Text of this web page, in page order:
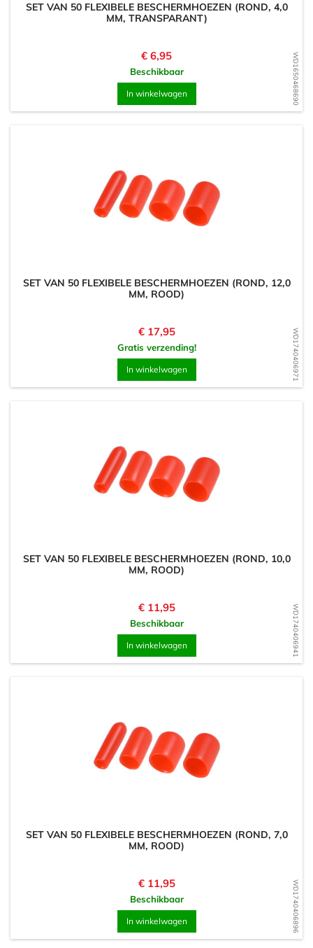
WD1650468690
SET VAN 50 FLEXIBELE BESCHERMHOEZEN (ROND, 4,0
MM, TRANSPARANT)
Prijs
€ 6,95
Beschikbaar
In winkelwagen
WD1740406971
SET VAN 50 FLEXIBELE BESCHERMHOEZEN (ROND, 12,0
MM, ROOD)
Prijs
€ 17,95
Gratis verzending!
In winkelwagen
WD1740406941
SET VAN 50 FLEXIBELE BESCHERMHOEZEN (ROND, 10,0
MM, ROOD)
Prijs
€ 11,95
Beschikbaar
In winkelwagen
WD1740406896
SET VAN 50 FLEXIBELE BESCHERMHOEZEN (ROND, 7,0
MM, ROOD)
Prijs
€ 11,95
Beschikbaar
In winkelwagen